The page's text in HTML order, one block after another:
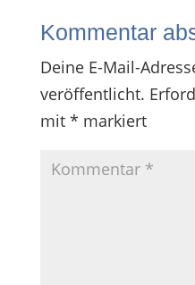
Kommentar
Deine E-Mail-
veröffentlicht.
mit * markiert